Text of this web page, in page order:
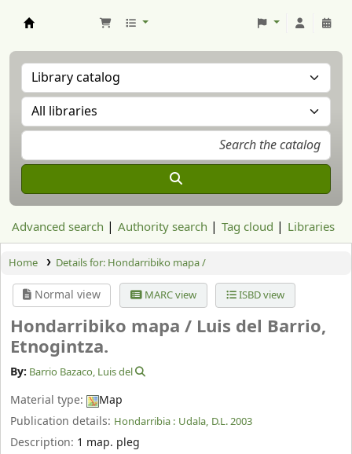
Advanced search Authority search Tag cloud Libraries
Home Details for: Hondarribiko mapa /
Normal view MARC view ISBD view
Hondarribiko mapa / Luis del Barrio,
Etnogintza.
By: Barrio Bazaco, Luis del
Material type:
Map
Publication details: Hondarribia : Udala, D.L. 2003
Description: 1 map. pleg